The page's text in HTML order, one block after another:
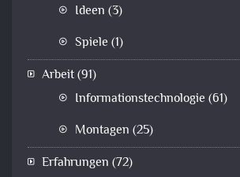
Ideen (3)
Spiele (1)
Arbeit(91)
Informationstechnologie (61)
Montagen (25)
Erfahrungen (72)